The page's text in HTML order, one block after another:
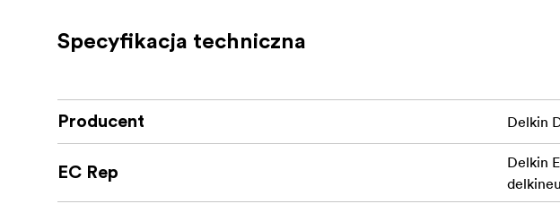
San Diego, CA.
(16GB – 128GB) Write Speed 30MB/s Maximum (16GB – 32GB)
128GB) Durability: Waterproof, Shockproof, Dustproof, X-Ray Proof
(1) Delkin Devices Trail Cam UHS-I (V10/V30) SD
Specyfikacja techniczna
Producent Delkin
EC Rep
Delkin